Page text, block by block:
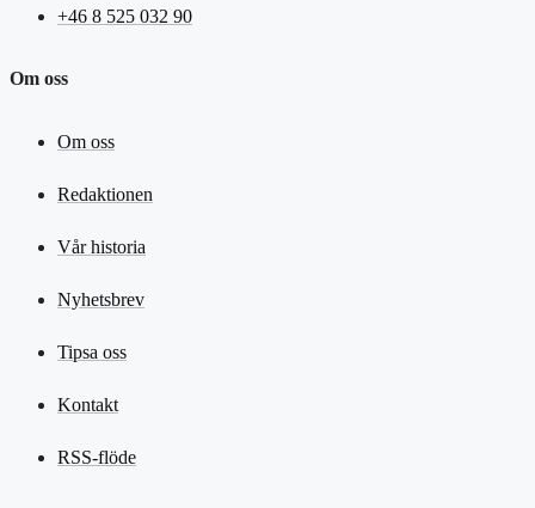
+46 8 525 032 90
Om oss
Om oss
Redaktionen
Vår historia
Nyhetsbrev
Tipsa oss
Kontakt
RSS-flöde